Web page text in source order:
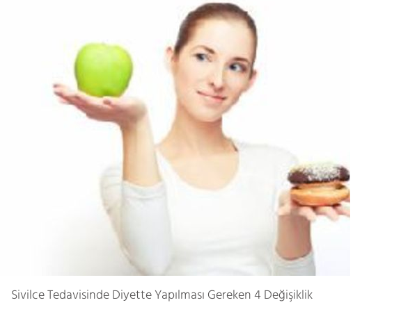
Sivilce Tedavisinde Diyette Yapılması Gereken 4 Değişiklik